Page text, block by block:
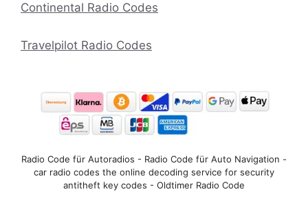
Continental Radio Codes
Travelpilot Radio Codes
Radio Code für Autoradios - Radio Code für Auto Navigation -
car radio codes the online decoding service for security
antitheft key codes - Oldtimer Radio Code